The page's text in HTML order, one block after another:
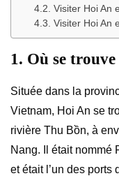
4.2. Visiter Hoi An
4.3. Visiter Hoi An
1. Où se
Située dans la
Vietnam, Hoi An se
rivière Thu Bồn, à
Nang. Il était nommé
et était l’un des ports